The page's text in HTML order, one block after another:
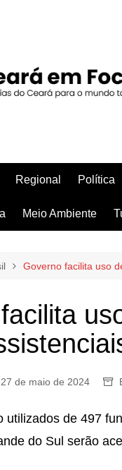
Regional Política
Meio Ambiente
Governo facilita uso
27 de maio de 2024
utilizados de 497
do Sul serão